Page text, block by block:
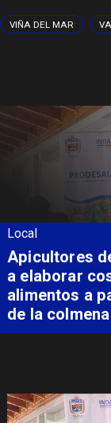
VIÑA DEL MAR
Local
Álvarez-
inversión
de obras de
Maule Norte